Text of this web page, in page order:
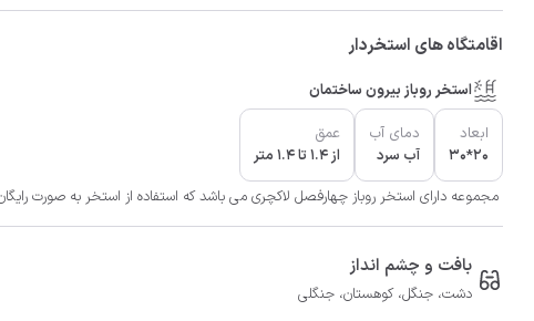
اقامتگاه های استخردار
استخر روباز بیرون ساختمان
ابعاد
20*30
دمای آب
آب سرد
عمق
از 1.4 تا 1.4 متر
مجموعه دارای استخر روباز چهارفصل لاکچری می باشد که استفاده از استخر به صورت
بافت و چشم انداز
دشت، جنگل، کوهستان، جنگلی